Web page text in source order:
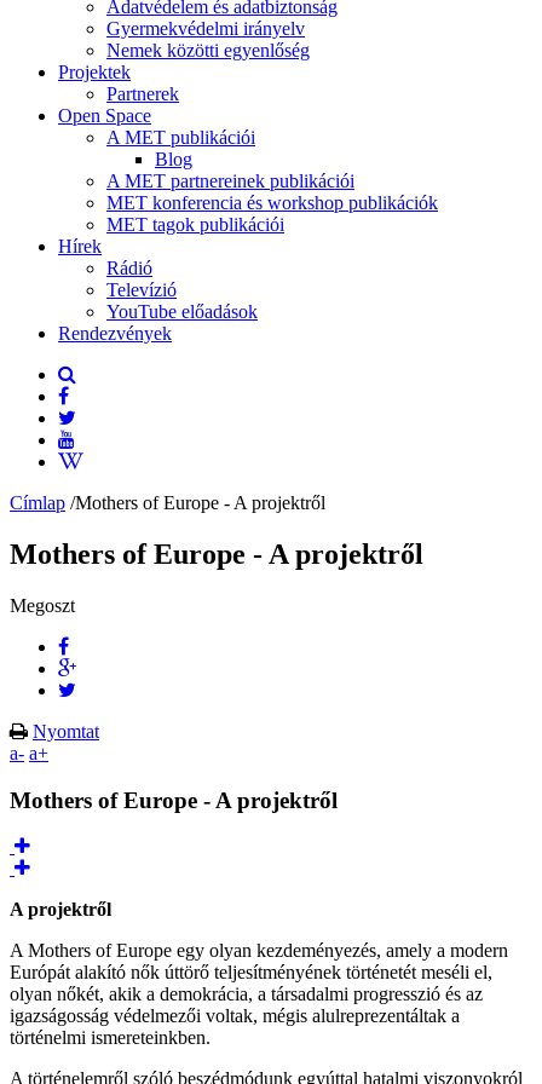
Adatvédelem és adatbiztonság
Gyermekvédelmi irányelv
Nemek közötti egyenlőség
Projektek
Partnerek
Open Space
A MET publikációi
Blog
A MET partnereinek publikációi
MET konferencia és workshop publikációk
MET tagok publikációi
Hírek
Rádió
Televízió
YouTube előadások
Rendezvények
Címlap /Mothers of Europe - A projektről
Mothers of Europe - A projektről
Megoszt
Nyomtat
a- a+
Mothers of Europe - A projektről
A projektről
A Mothers of Europe egy olyan kezdeményezés, amely a modern
Európát alakító nők úttörő teljesítményének történetét meséli el,
olyan nőkét, akik a demokrácia, a társadalmi progresszió és az
igazságosság védelmezői voltak, mégis alulreprezentáltak a
történelmi ismereteinkben.
A történelemről szóló beszédmódunk egyúttal hatalmi viszonyokról